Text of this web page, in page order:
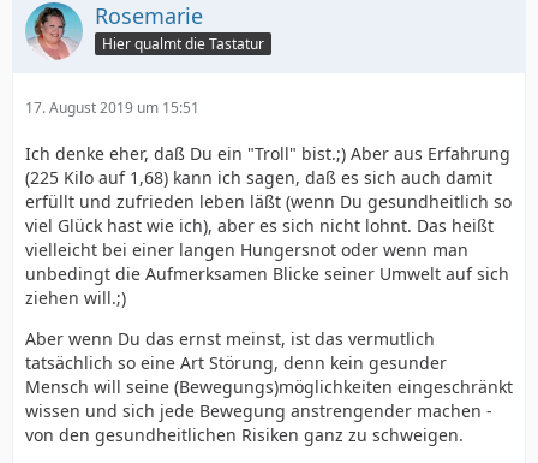
Rosemarie
Hier qualmt die Tastatur
17. August 2019 um 15:51
Ich denke eher, daß Du ein "Troll" bist.;) Aber aus Erfahrung
(225 Kilo auf 1,68) kann ich sagen, daß es sich auch damit
erfüllt und zufrieden leben läßt (wenn Du gesundheitlich so
viel Glück hast wie ich), aber es sich nicht lohnt. Das heißt
vielleicht bei einer langen Hungersnot oder wenn man
unbedingt die Aufmerksamen Blicke seiner Umwelt auf sich
ziehen will.;)
Aber wenn Du das ernst meinst, ist das vermutlich
tatsächlich so eine Art Störung, denn kein gesunder
Mensch will seine (Bewegungs)möglichkeiten eingeschränkt
wissen und sich jede Bewegung anstrengender machen -
von den gesundheitlichen Risiken ganz zu schweigen.